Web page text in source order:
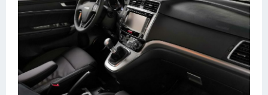
Автобусы
Хонда
Грузовики
Шевроле